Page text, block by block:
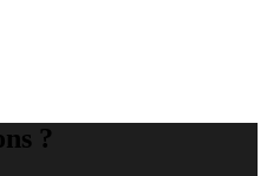
?